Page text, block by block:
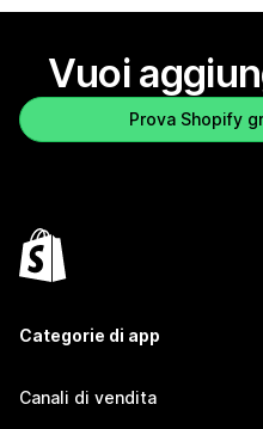
Vuoi
Prova Shopify
Categorie di app
Canali di vendita